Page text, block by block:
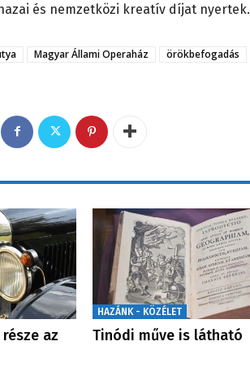
és nemzetközi kreatív díjat nyertek.
Magyar Állami Operaház örökbefogadás
az
HAZÁNK - KÖZÉLET
Tinódi műve is látható